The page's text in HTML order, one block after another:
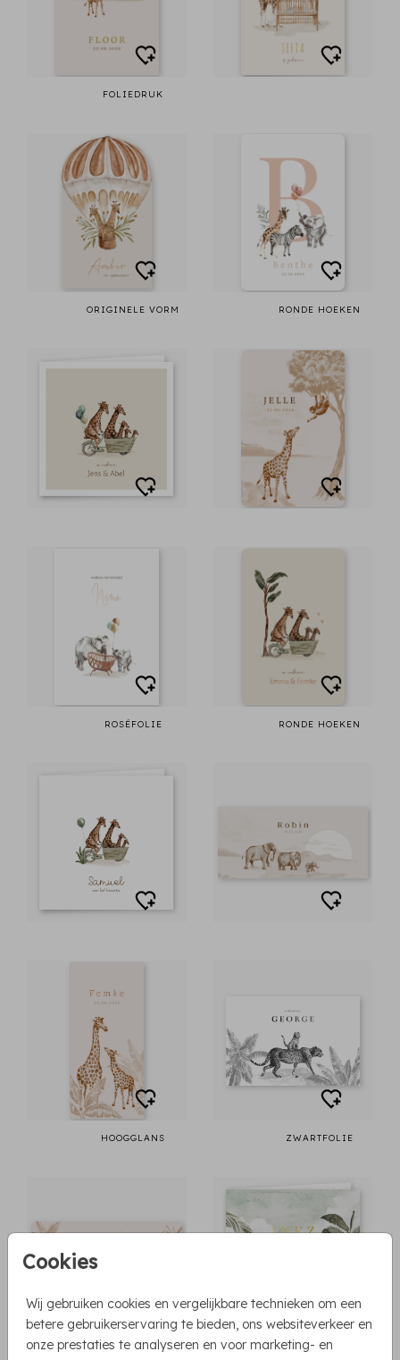
Cookies
Wij gebruiken cookies en vergelijkbare technieken om een
betere gebruikerservaring te bieden, ons websiteverkeer en
onze prestaties te analyseren en voor marketing- en
FOLIEDRUK
ORIGINELE VORM RONDE HOEKEN
ROSÉFOLIE RONDE HOEKEN
HOOGGLANS ZWARTFOLIE
RONDE HOEKEN FOLIEDRUK